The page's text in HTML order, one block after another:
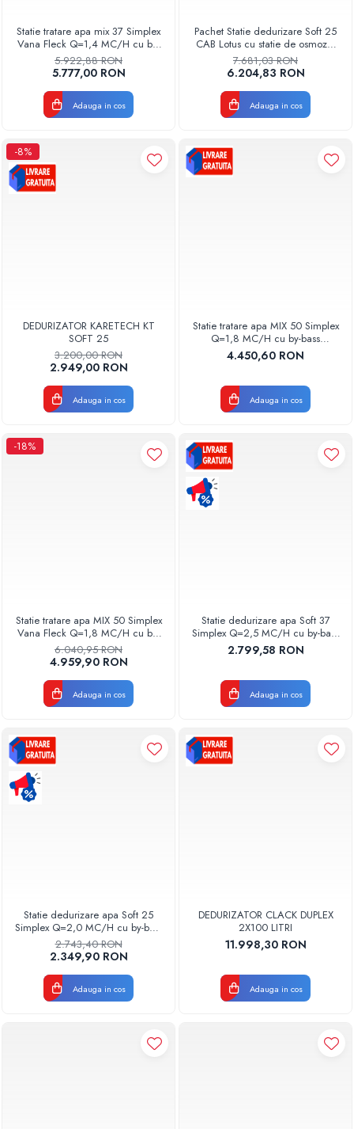
Radiatoare Otel Korado
Radiatoare de Baie Purmo Banga
Automatizare Termostate
Detectoare
Termostate centrala ambient
Detectoare de inundatie
Automatizari centrala termica
Stabilizatoare de tensiune
solare
Grupuri de pompare panouri solare
Pompe de caldura
Centrale peleti lemn
Statie tratare apa mix 37 Simplex
Vana Fleck Q=1,4 MC/H cu by-
bass AQUA09200037014
Aquapur Valhoh Valrom
5.922,88 RON
5.777,00 RON
Adauga in cos
Pachet Statie dedurizare Soft 25
CAB Lotus cu statie de osmoza,
carcasa si cartus filtru BigBlue 20
si dezinfectant Biclosol
7.681,03 RON
6.204,83 RON
Adauga in cos
-8%
DEDURIZATOR KARETECH KT
SOFT 25
3.200,00 RON
2.949,00 RON
Adauga in cos
Statie tratare apa MIX 50 Simplex
Q=1,8 MC/H cu by-bass
AQUA09100050018 Aquapur
Valhoh Valrom
4.450,60 RON
Adauga in cos
-18%
Statie tratare apa MIX 50 Simplex
Vana Fleck Q=1,8 MC/H cu by-
bass AQUA09200050018
Aquapur Valhoh Valrom
6.040,95 RON
4.959,90 RON
Adauga in cos
Statie dedurizare apa Soft 37
Simplex Q=2,5 MC/H cu by-bass
AQUA09110037025 Aquapur
Valhoh Valrom
2.799,58 RON
Adauga in cos
Statie dedurizare apa Soft 25
Simplex Q=2,0 MC/H cu by-bass
AQUA09111025020 Aquapur
Valhoh Valrom
2.743,40 RON
2.349,90 RON
Adauga in cos
DEDURIZATOR CLACK DUPLEX
2X100 LITRI
11.998,30 RON
Adauga in cos